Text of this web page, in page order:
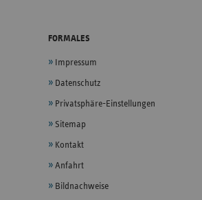
FORMALES
Impressum
Datenschutz
Privatsphäre-Einstellungen
Sitemap
Kontakt
Anfahrt
Bildnachweise